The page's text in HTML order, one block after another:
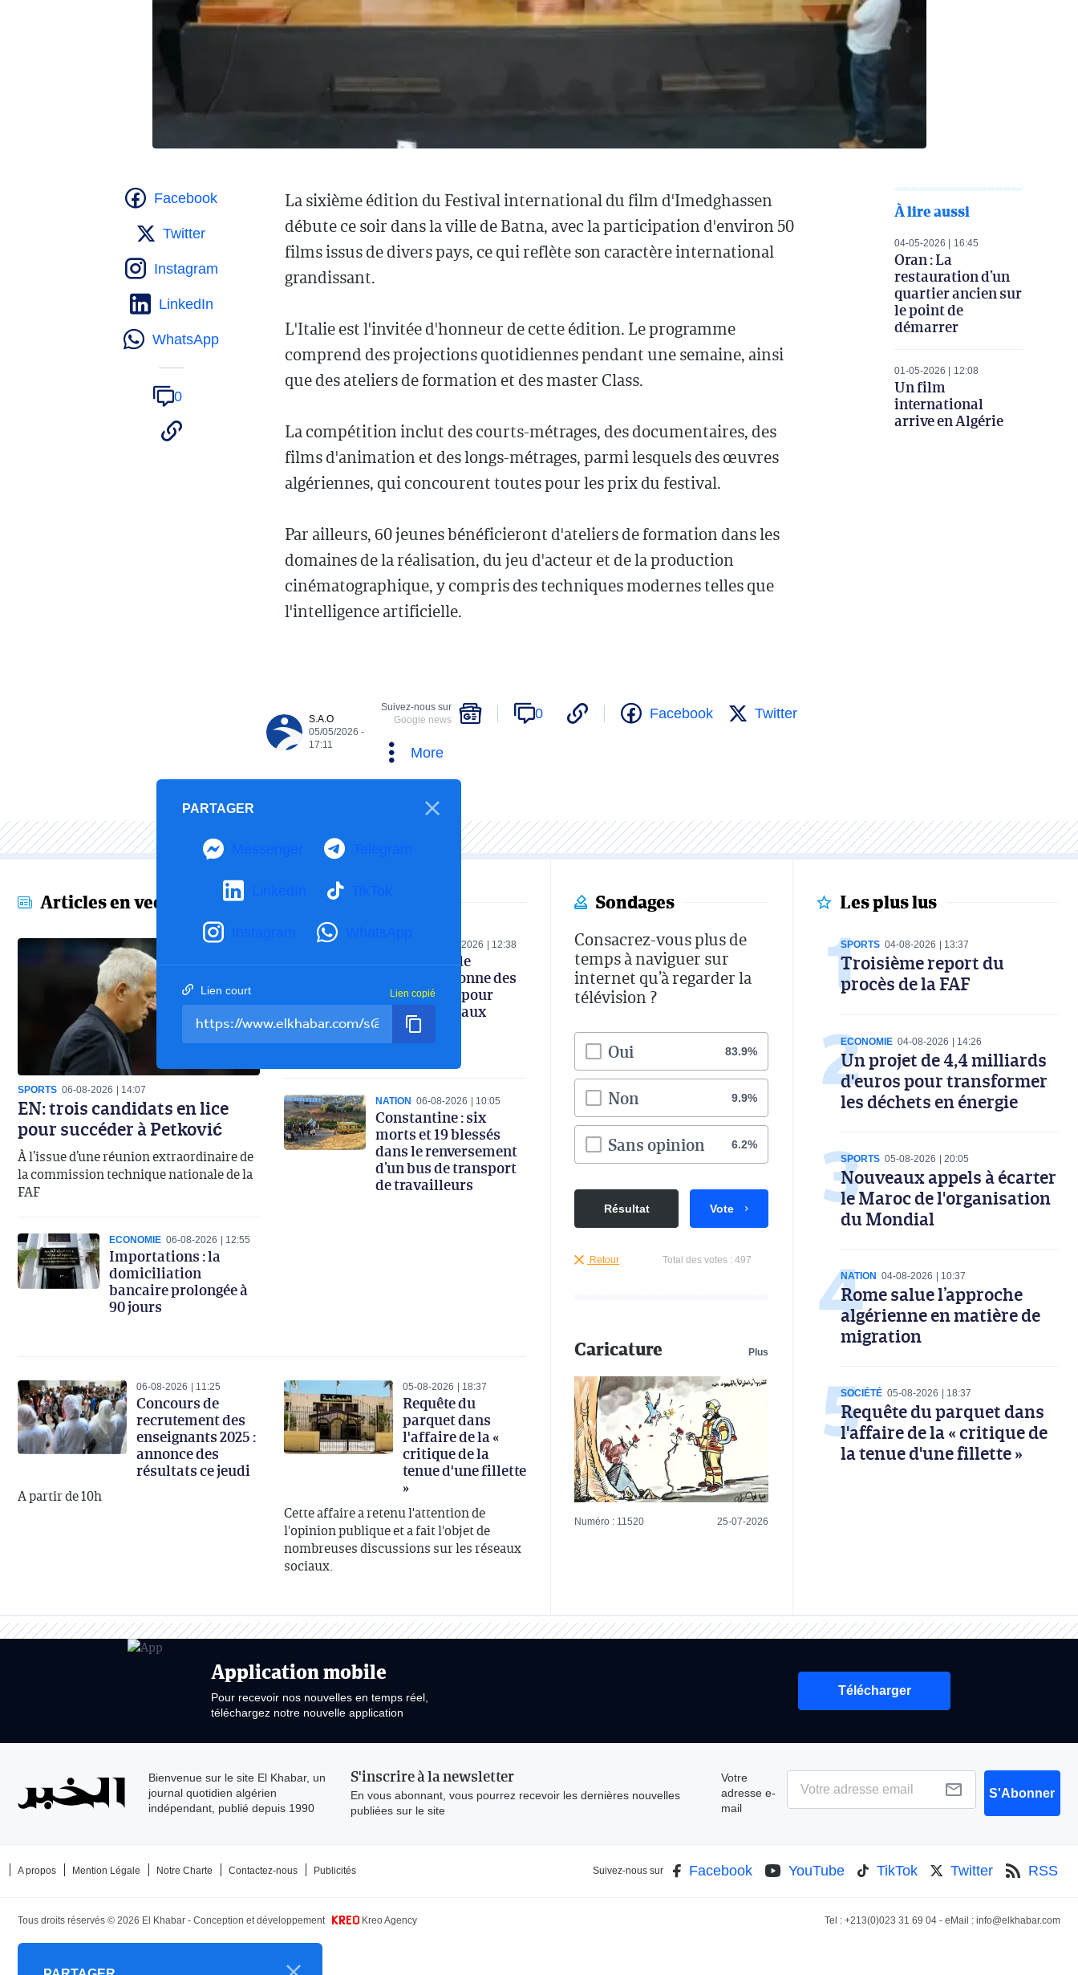
La sixième édition du Festival international du film d'Imedghassen
débute ce soir dans la ville de Batna, avec la participation d'environ 50
films issus de divers pays, ce qui reflète son caractère international
grandissant.
L'Italie est l'invitée d'honneur de cette édition. Le programme
comprend des projections quotidiennes pendant une semaine, ainsi
que des ateliers de formation et des master Class.
La compétition inclut des courts-métrages, des documentaires, des
films d'animation et des longs-métrages, parmi lesquels des œuvres
algériennes, qui concourent toutes pour les prix du festival.
Par ailleurs, 60 jeunes bénéficieront d'ateliers de formation dans les
domaines de la réalisation, du jeu d'acteur et de la production
cinématographique, y compris des techniques modernes telles que
l'intelligence artificielle.
Facebook
Twitter
Instagram
LinkedIn
WhatsApp
0
À lire aussi
04-05-2026 16:45
Oran : La
restauration d’un
quartier ancien sur
le point de
démarrer
01-05-2026 12:08
Un film
international
arrive en Algérie
S.A.O
05/05/2026 -
17:11
Suivez-nous sur
Google news
0 Facebook Twitter
More
PARTAGER
Messenger Telegram
LinkedIn TikTok
Instagram WhatsApp
Lien court Lien copié
Articles en vedette
SPORTS 06-08-2026 14:07
EN: trois candidats en lice
pour succéder à Petković
À l’issue d’une réunion extraordinaire de
la commission technique nationale de la
FAF
06-08-2026 12:38
Le ministre de
l’Industrie donne des
instructions pour
renforcer le taux
d’intégration
nationale
NATION 06-08-2026 10:05
Constantine : six
morts et 19 blessés
dans le renversement
d’un bus de transport
de travailleurs
ECONOMIE 06-08-2026 12:55
Importations : la
domiciliation
bancaire prolongée à
90 jours
06-08-2026 11:25
Concours de
recrutement des
enseignants 2025 :
annonce des
résultats ce jeudi
A partir de 10h
05-08-2026 18:37
Requête du
parquet dans
l'affaire de la «
critique de la
tenue d'une fillette
»
Cette affaire a retenu l'attention de
l'opinion publique et a fait l'objet de
nombreuses discussions sur les réseaux
sociaux.
Sondages
Consacrez-vous plus de
temps à naviguer sur
internet qu’à regarder la
télévision ?
Oui 83.9%
Non 9.9%
Sans opinion 6.2%
Résultat Vote
Retour Total des votes : 497
Caricature Plus
Numéro : 11520 25-07-2026
Les plus lus
SPORTS 04-08-2026 13:37
Troisième report du
procès de la FAF
ECONOMIE 04-08-2026 14:26
Un projet de 4,4 milliards
d'euros pour transformer
les déchets en énergie
SPORTS 05-08-2026 20:05
Nouveaux appels à écarter
le Maroc de l'organisation
du Mondial
NATION 04-08-2026 10:37
Rome salue l’approche
algérienne en matière de
migration
SOCIÉTÉ 05-08-2026 18:37
Requête du parquet dans
l'affaire de la « critique de
la tenue d'une fillette »
Application mobile
Pour recevoir nos nouvelles en temps réel,
téléchargez notre nouvelle application
Télécharger
Bienvenue sur le site El Khabar, un
journal quotidien algérien
indépendant, publié depuis 1990
S'inscrire à la newsletter
En vous abonnant, vous pourrez recevoir les dernières nouvelles
publiées sur le site
Votre
adresse e-
mail
S'Abonner
A propos Mention Légale Notre Charte Contactez-nous Publicités Suivez-nous sur Facebook YouTube TikTok Twitter RSS
Tous droits réservés © 2026 El Khabar - Conception et développement Kreo Agency Tel : +213(0)023 31 69 04 - eMail : info@elkhabar.com